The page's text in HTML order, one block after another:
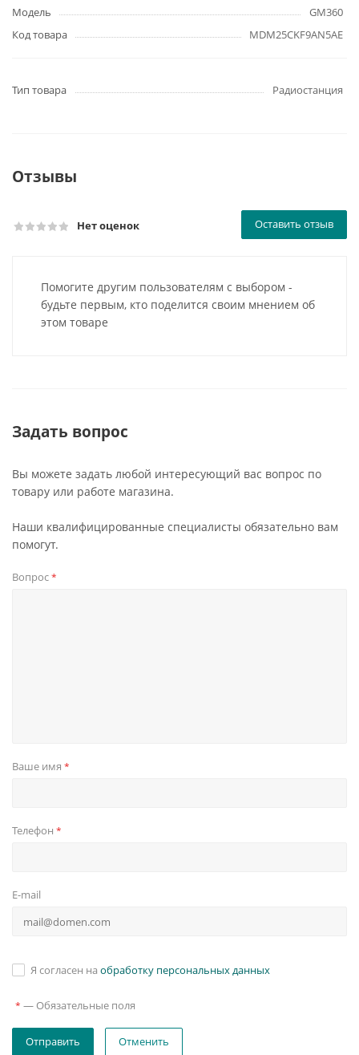
Модель
GM360
Код товара
MDM25CKF9AN5AE
Тип товара Радиостанция
Отзывы
Нет оценок Оставить отзыв
Помогите другим пользователям с выбором -
будьте первым, кто поделится своим мнением об
этом товаре
Задать вопрос
Вы можете задать любой интересующий вас вопрос по
товару или работе магазина.
Наши квалифицированные специалисты обязательно вам
помогут.
Вопрос*
Ваше имя *
Телефон *
E-mail
Я согласен на обработку персональных данных
* — Обязательные поля
Отменить